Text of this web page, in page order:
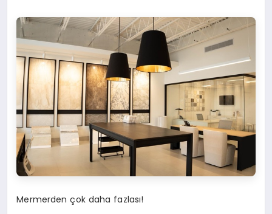
Mermerden çok daha fazlası!